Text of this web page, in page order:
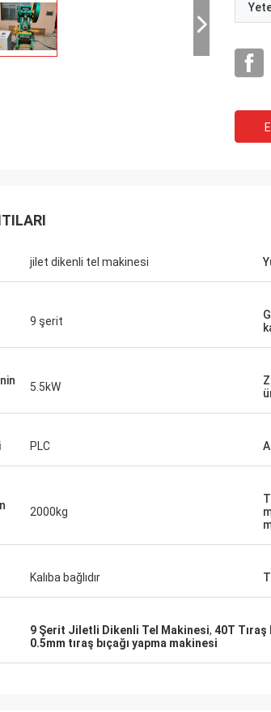
jilet dikenli tel makinesi
9 şerit
5.5kW
PLC
2000kg
Kalıba bağlıdır
9 Şerit Jiletli Dikenli Tel Makinesi, 40T Tıraş
0.5mm tıraş bıçağı yapma makinesi